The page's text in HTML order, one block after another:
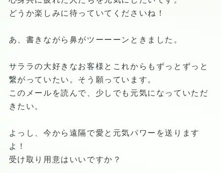
どうか楽しみに待っていてくださいね！
あ、書きながら鼻がツーーーンときました。
サララの大好きなお客様とこれからもずっとずっと
繋がっていたい。そう願っています。
このメールを読んで、少しでも元気になっていただ
きたい。
よっし、今から遠隔で愛と元気パワーを送ります
よ！
受け取り用意はいいですか？